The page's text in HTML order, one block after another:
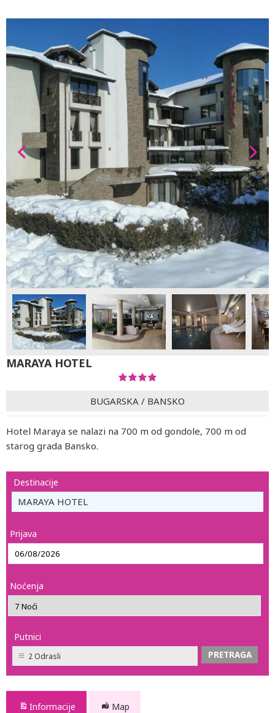
MARAYA HOTEL
BUGARSKA / BANSKO
Hotel Maraya se nalazi na 700 m od gondole, 700 m od
starog grada Bansko.
Destinacije
MARAYA HOTEL
Prijava
Noćenja
Putnici
2 Odrasli
Informacije Map